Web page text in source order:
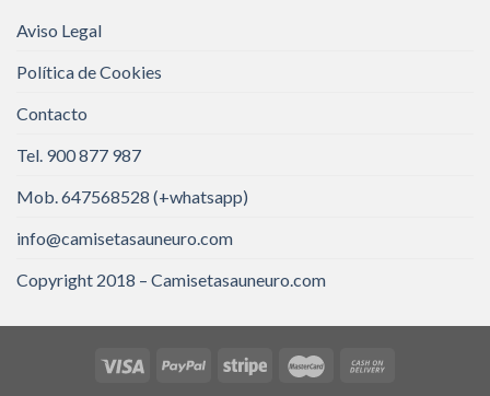
Aviso Legal
Política de Cookies
Contacto
Tel. 900 877 987
Mob. 647568528 (+whatsapp)
info@camisetasauneuro.com
Copyright 2018 – Camisetasauneuro.com